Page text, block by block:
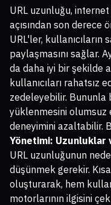
URL uzunluğu, internet
açısından son derece
URL'ler, kullanıcıların
paylaşmasını sağlar.
da daha iyi bir şekilde
kullanıcıları rahatsız
zedeleyebilir. Bununla
yüklenmesini olumsuz
deneyimini azaltabilir.
Yönetimi: Uzunluklar
URL uzunluğunun
düşünmek gerekir.
oluşturarak, hem
motorlarının ilgisini